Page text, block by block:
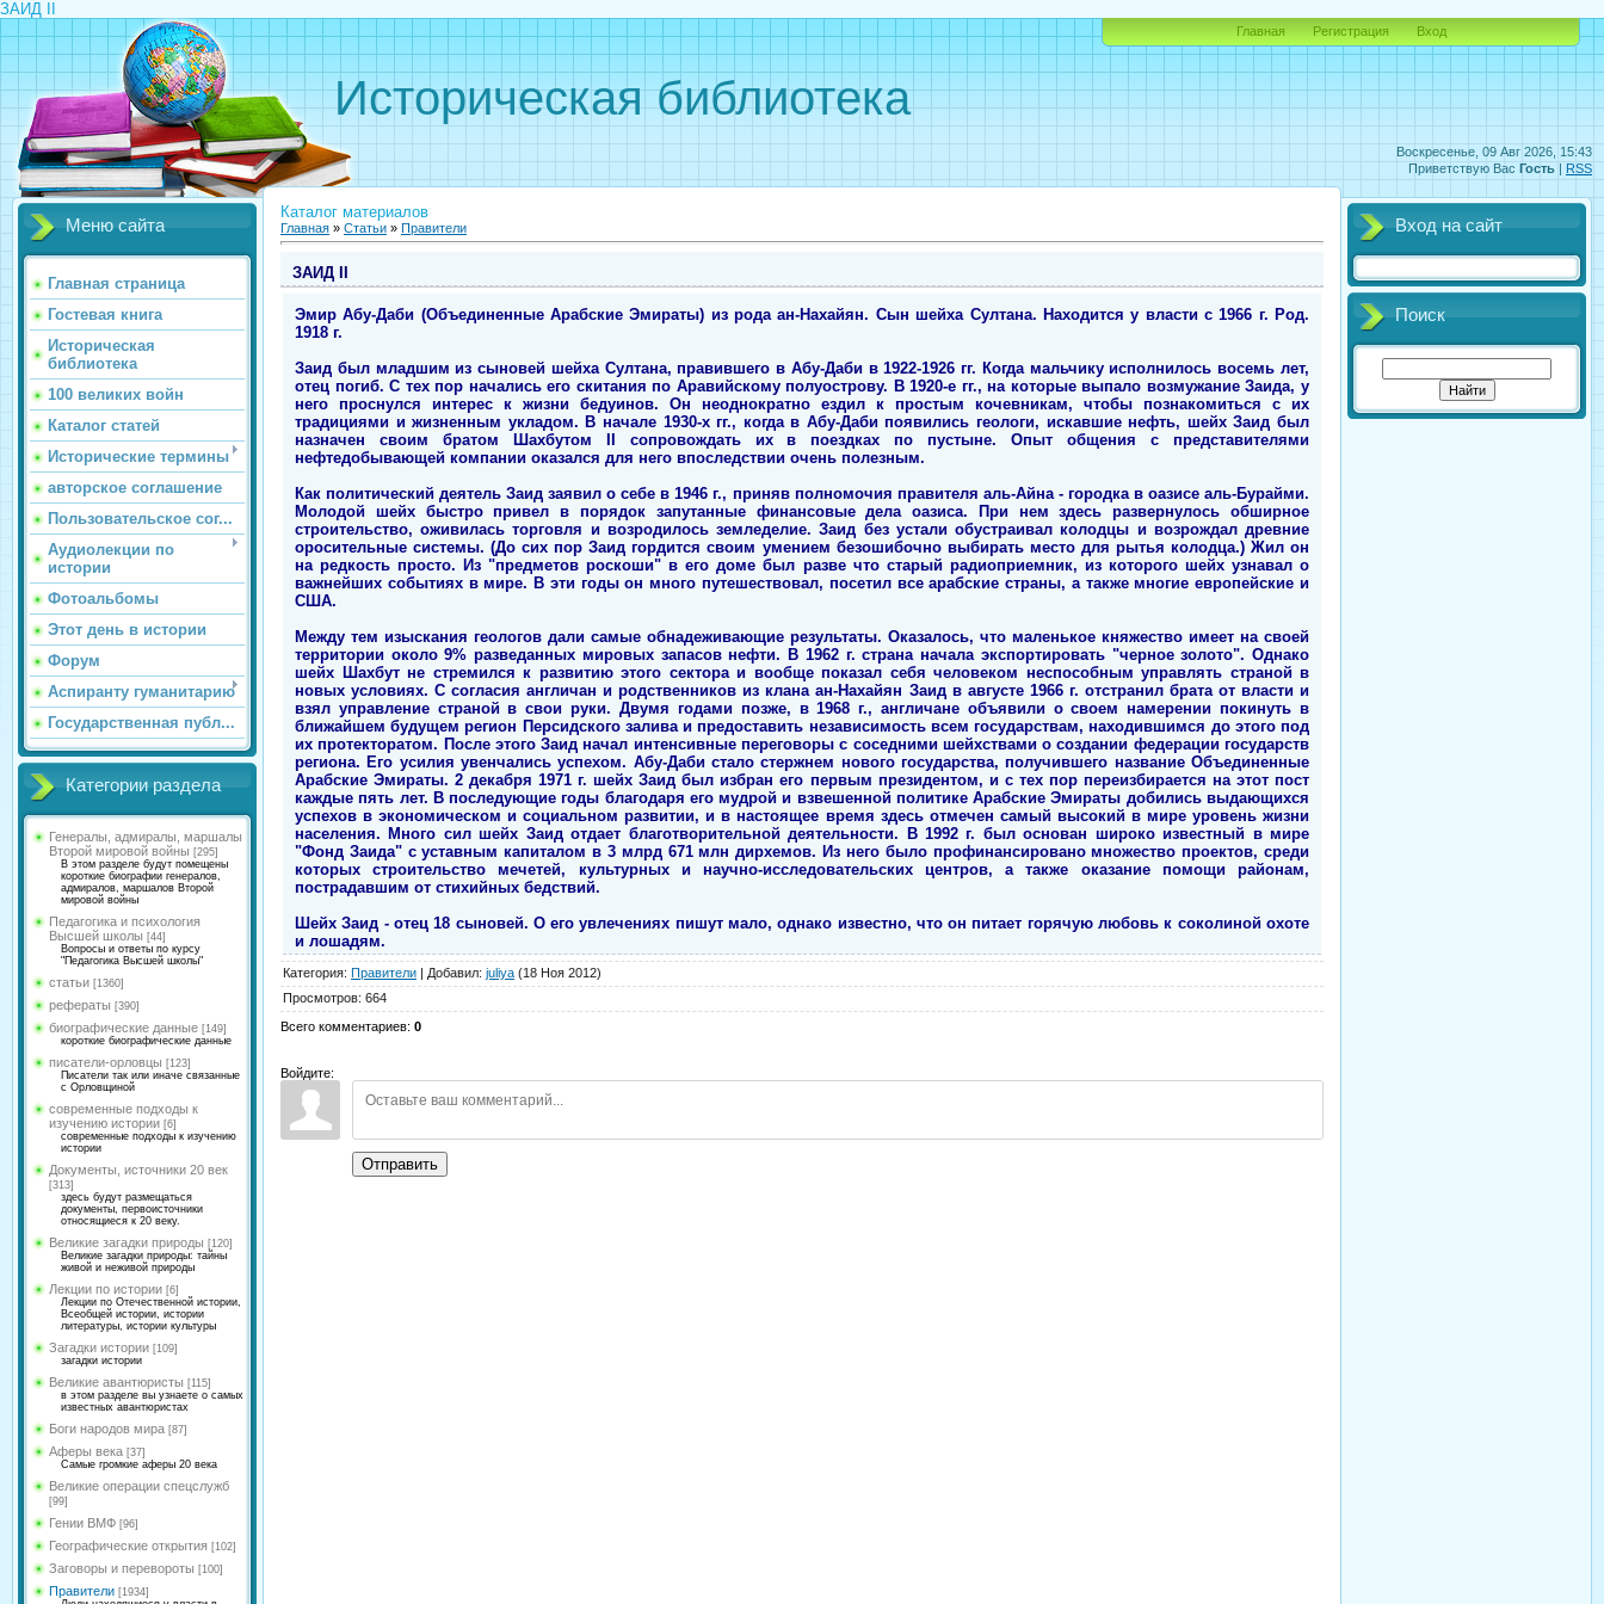
ЗАИД II
Воскресенье, 09 Авг 2026, 15:43
Приветствую Вас Гость | RSS
Историческая библиотека
Главная Регистрация Вход
Меню сайта
Главная страница
Гостевая книга
Историческая
библиотека
100 великих войн
Каталог статей
Исторические термины
авторское соглашение
Пользовательское сог...
Аудиолекции по
истории
Фотоальбомы
Этот день в истории
Форум
Аспиранту гуманитарию
Государственная публ...
Категории раздела
Генералы, адмиралы, маршалы
Второй мировой войны [295]
В этом разделе будут помещены
короткие биографии генералов,
адмиралов, маршалов Второй
мировой войны
Педагогика и психология
Высшей школы [44]
Вопросы и ответы по курсу
"Педагогика Высшей школы"
статьи [1360]
рефераты [390]
биографические данные [149]
короткие биографические данные
писатели-орловцы [123]
Писатели так или иначе связанные
с Орловщиной
современные подходы к
изучению истории [6]
современные подходы к изучению
истории
Документы, источники 20 век
[313]
здесь будут размещаться
документы, первоисточники
относящиеся к 20 веку.
Великие загадки природы [120]
Великие загадки природы: тайны
живой и неживой природы
Лекции по истории [6]
Лекции по Отечественной истории,
Всеобщей истории, истории
литературы, истории культуры
Загадки истории [109]
загадки истории
Великие авантюристы [115]
в этом разделе вы узнаете о самых
известных авантюристах
Боги народов мира [87]
Аферы века [37]
Самые громкие аферы 20 века
Великие операции спецслужб
[99]
Гении ВМФ [96]
Географические открытия [102]
Заговоры и перевороты [100]
Правители [1934]
Каталог материалов
Главная » Статьи » Правители
ЗАИД II
Эмир Абу-Даби (Объединенные Арабские Эмираты) из рода ан-Нахайян. Сын шейха Султана. Находится у власти с 1966 г. Род.
1918 г.
Заид был младшим из сыновей шейха Султана, правившего в Абу-Даби в 1922-1926 гг. Когда мальчику исполнилось восемь лет,
отец погиб. С тех пор начались его скитания по Аравийскому полуострову. В 1920-е гг., на которые выпало возмужание Заида, у
него проснулся интерес к жизни бедуинов. Он неоднократно ездил к простым кочевникам, чтобы познакомиться с их
традициями и жизненным укладом. В начале 1930-х гг., когда в Абу-Даби появились геологи, искавшие нефть, шейх Заид был
назначен своим братом Шахбутом II сопровождать их в поездках по пустыне. Опыт общения с представителями
нефтедобывающей компании оказался для него впоследствии очень полезным.
Как политический деятель Заид заявил о себе в 1946 г., приняв полномочия правителя аль-Айна - городка в оазисе аль-Бурайми.
Молодой шейх быстро привел в порядок запутанные финансовые дела оазиса. При нем здесь развернулось обширное
строительство, оживилась торговля и возродилось земледелие. Заид без устали обустраивал колодцы и возрождал древние
оросительные системы. (До сих пор Заид гордится своим умением безошибочно выбирать место для рытья колодца.) Жил он
на редкость просто. Из "предметов роскоши" в его доме был разве что старый радиоприемник, из которого шейх узнавал о
важнейших событиях в мире. В эти годы он много путешествовал, посетил все арабские страны, а также многие европейские и
США.
Между тем изыскания геологов дали самые обнадеживающие результаты. Оказалось, что маленькое княжество имеет на своей
территории около 9% разведанных мировых запасов нефти. В 1962 г. страна начала экспортировать "черное золото". Однако
шейх Шахбут не стремился к развитию этого сектора и вообще показал себя человеком неспособным управлять страной в
новых условиях. С согласия англичан и родственников из клана ан-Нахайян Заид в августе 1966 г. отстранил брата от власти и
взял управление страной в свои руки. Двумя годами позже, в 1968 г., англичане объявили о своем намерении покинуть в
ближайшем будущем регион Персидского залива и предоставить независимость всем государствам, находившимся до этого под
их протекторатом. После этого Заид начал интенсивные переговоры с соседними шейхствами о создании федерации государств
региона. Его усилия увенчались успехом. Абу-Даби стало стержнем нового государства, получившего название Объединенные
Арабские Эмираты. 2 декабря 1971 г. шейх Заид был избран его первым президентом, и с тех пор переизбирается на этот пост
каждые пять лет. В последующие годы благодаря его мудрой и взвешенной политике Арабские Эмираты добились выдающихся
успехов в экономическом и социальном развитии, и в настоящее время здесь отмечен самый высокий в мире уровень жизни
населения. Много сил шейх Заид отдает благотворительной деятельности. В 1992 г. был основан широко известный в мире
"Фонд Заида" с уставным капиталом в 3 млрд 671 млн дирхемов. Из него было профинансировано множество проектов, среди
которых строительство мечетей, культурных и научно-исследовательских центров, а также оказание помощи районам,
пострадавшим от стихийных бедствий.
Шейх Заид - отец 18 сыновей. О его увлечениях пишут мало, однако известно, что он питает горячую любовь к соколиной охоте
и лошадям.
Категория: Правители | Добавил: juliya (18 Ноя 2012)
Просмотров: 664
Всего комментариев: 0
Войдите:
Отправить
Вход на сайт
Поиск